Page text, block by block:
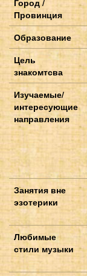
Провинция
Образование
Цель
знакомтсва
Изучаемые/
интересующие
направления
Занятия вне
эзотерики
Любимые
стили музыки